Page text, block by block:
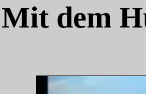
Mit dem